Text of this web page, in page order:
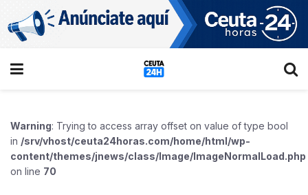
Warning: Trying to access array offset on value of type bool
in /srv/vhost/ceuta24horas.com/home/html/wp-
content/themes/jnews/class/Image/ImageNormalLoad.php
on line 70